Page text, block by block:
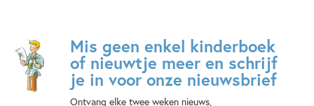
Mis geen enkel kinderboek
of nieuwtje meer en schrijf
je in voor onze nieuwsbrief
Ontvang elke twee weken nieuws,